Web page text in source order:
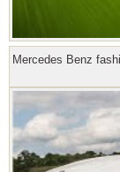
Mercedes Benz